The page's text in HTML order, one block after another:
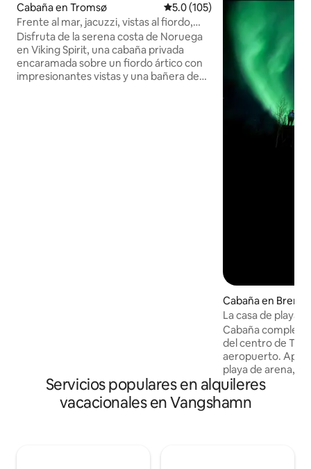
Cabaña en Tromsø Calificación promedio: 5.0 de
5.0 (105)
Frente al mar, jacuzzi, vistas al fiordo,
privado
Disfruta de la serena costa de Noruega
en Viking Spirit, una cabaña privada
encaramada sobre un fiordo ártico con
impresionantes vistas y una bañera de
Cabaña en
La casa de playa
Cabaña
del centro de
aeropuerto.
playa de arena,
Malangen, el faro
Sommarøya.
senderismo,
Servicios populares en alquileres
vacacionales en Vangshamn